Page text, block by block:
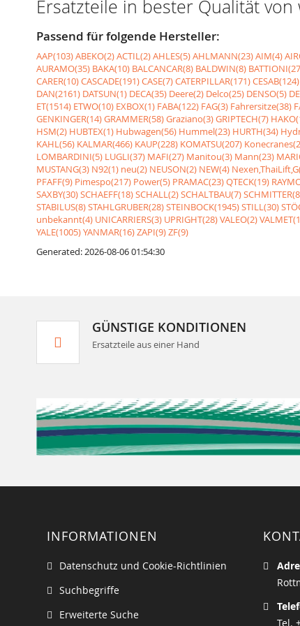
Ersatzteile in bester Qualität von
Passend für folgende Hersteller:
AAP(103)ABEKO(2)ACTIL(2)AHLES(5)AHLMANN(23)AIM(4)
AURAMO(35) BAKA(10) BALCANCAR(8) BALDWIN(8)
CARER(10)CASCADE(191)CASE(7)CATERPILLAR(171)CESAB(124)
DAN(2161) DATSUN(1) DECA(35) Deere(2) Delco(25) DENSO(5)
ET(1514) ETWO(10) EXBOX(1) FABA(122) FAG(3) Fahrersitze(38)
GENKINGER(14)GRAMMER(58)Graziano(3)GRIPTECH(7)
HSM(2) HUBTEX(1) Hubwagen(56) Hummel(23) HURTH(34)
KAHL(56) KALMAR(466) KAUP(228) KOMATSU(207)
LOMBARDINI(5) LUGLI(37) MAFI(27) Manitou(3) Mann(23)
MUSTANG(3) N92(1) neu(2) NEUSON(2) NEW(4)
PFAFF(9) Pimespo(217) Power(5) PRAMAC(23)QTECK(19)
SAXBY(30)SCHAEFF(18)SCHALL(2)SCHALTBAU(7)
STABILUS(8)STAHLGRUBER(28)STEINBOCK(1945)STILL(30)
unbekannt(4) UNICARRIERS(3) UPRIGHT(28)VALEO(2)
YALE(1005)YANMAR(16)ZAPI(9)ZF(9)
Generated: 2026-08-06 01:54:30
GÜNSTIGE KONDITIONEN
Ersatzteile aus einer Hand
INFORMATIONEN
Datenschutz und Cookie-Richtlinien
Suchbegriffe
Erweiterte Suche
Tel.